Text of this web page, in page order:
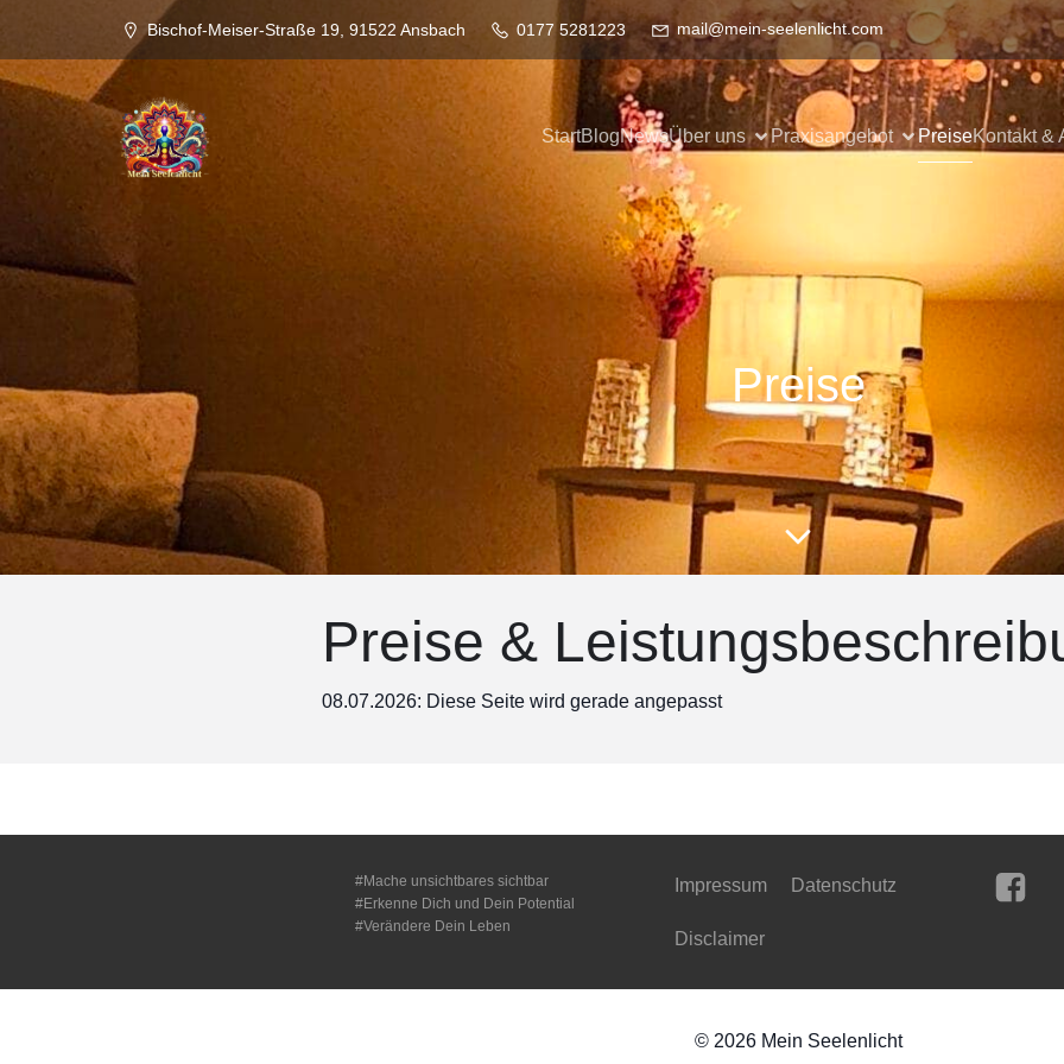
Bischof-Meiser-Straße 19, 91522 Ansbach 0177 5281223 mail@mein-seelenlicht.com
StartBlogNewsÜber uns Praxisangebot PreiseKontakt &
Preise
Preise &
08.07.2026: Diese Seite wird gerade angepasst
#Mache unsichtbares sichtbar
#Erkenne Dich und Dein Potential
#Verändere Dein Leben
Impressum Datenschutz
Disclaimer
© 2026 Mein Seelenlicht